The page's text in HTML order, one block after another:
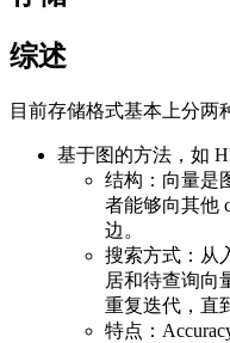
综述
目前存储格式基本上分两
基于图的方法，如
结构：向量是
者能够向其他
边。
搜索方式：从
居和待查询向
重复迭代，直
特点：